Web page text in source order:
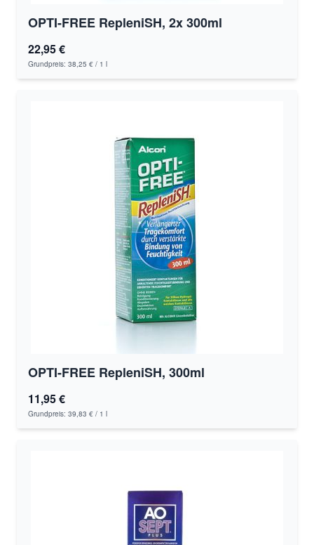
OPTI-FREE RepleniSH, 2x 300ml
22,95 €
Grundpreis: 38,25 € / 1 l
OPTI-FREE RepleniSH, 300ml
11,95 €
Grundpreis: 39,83 € / 1 l